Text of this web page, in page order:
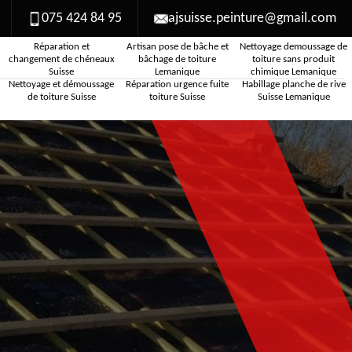
075 424 84 95 ajsuisse.peinture@gmail.com
Réparation et
changement de chéneaux
Suisse
Artisan pose de bâche et
bâchage de toiture
Lemanique
Nettoyage demoussage de
toiture sans produit
chimique Lemanique
Nettoyage et démoussage
de toiture Suisse
Réparation urgence fuite
toiture Suisse
Habillage planche de rive
Suisse Lemanique